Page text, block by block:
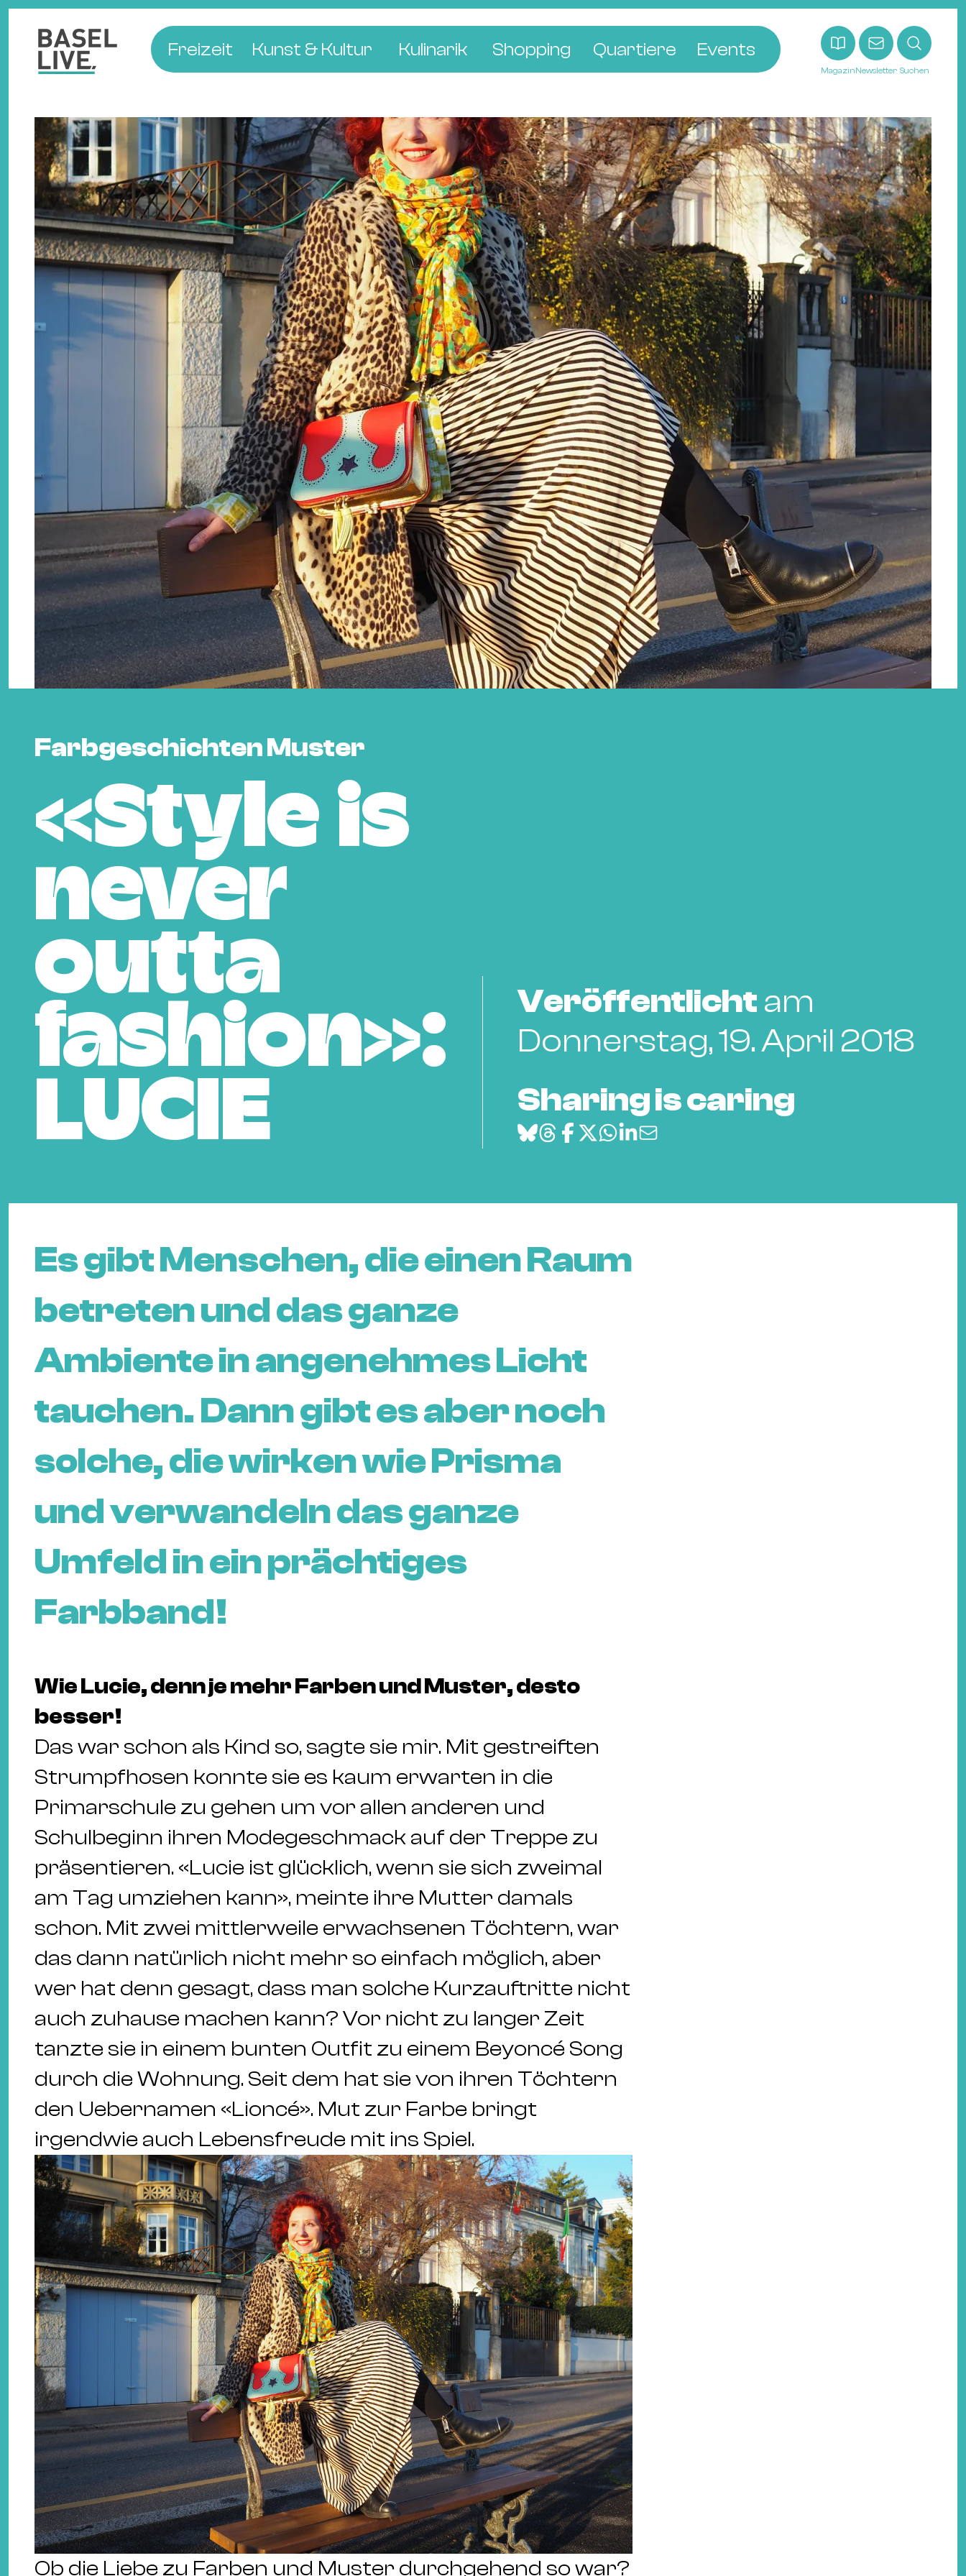
MagazinNewsletter Suchen
Freizeit
Club & Party
Familie & Kinder
Kino & Film
Hotels
Natur & Parks
Kunst & Kultur
Theater
Galerien & Ausstellungen
Literatur & Bücher
Kulinarik
Bars & Pubs
Cafés & Tea Rooms
Bäckereien & Konditoreien
Shopping
Concept Stores
Wohnen & Leben
Schmuck & Uhren
Blumen & Pflanzen
Quartiere
Bachletten
Gundeldingen
Kleinbasel
Klybeck
St. Johann
Wettstein
Events
Farbgeschichten Muster
«Style is
never
outta
fashion»:
LUCIE
Veröffentlicht am
Donnerstag, 19. April 2018
Sharing is caring
Es gibt Menschen, die einen Raum
betreten und das ganze
Ambiente in angenehmes Licht
tauchen. Dann gibt es aber noch
solche, die wirken wie Prisma
und verwandeln das ganze
Umfeld in ein prächtiges
Farbband!
Wie Lucie, denn je mehr Farben und Muster, desto
besser!
Das war schon als Kind so, sagte sie mir. Mit gestreiften
Strumpfhosen konnte sie es kaum erwarten in die
Primarschule zu gehen um vor allen anderen und
Schulbeginn ihren Modegeschmack auf der Treppe zu
präsentieren. «Lucie ist glücklich, wenn sie sich zweimal
am Tag umziehen kann», meinte ihre Mutter damals
schon. Mit zwei mittlerweile erwachsenen Töchtern, war
das dann natürlich nicht mehr so einfach möglich, aber
wer hat denn gesagt, dass man solche Kurzauftritte nicht
auch zuhause machen kann? Vor nicht zu langer Zeit
tanzte sie in einem bunten Outfit zu einem Beyoncé Song
durch die Wohnung. Seit dem hat sie von ihren Töchtern
den Uebernamen «Lioncé». Mut zur Farbe bringt
irgendwie auch Lebensfreude mit ins Spiel.
Ob die Liebe zu Farben und Muster durchgehend so war?